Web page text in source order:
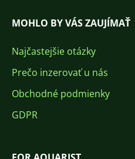
MOHLO BY VÁS ZAUJÍMAŤ
Najčastejšie otázky
Prečo inzerovať u nás
Obchodné podmienky
GDPR